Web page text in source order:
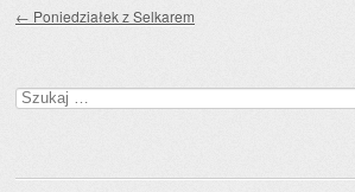
← Poniedziałek z Selkarem
Szukaj: